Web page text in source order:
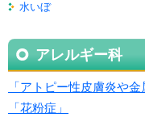
水いぼ
アレルギー科
「アトピー性皮膚炎や
「花粉症」